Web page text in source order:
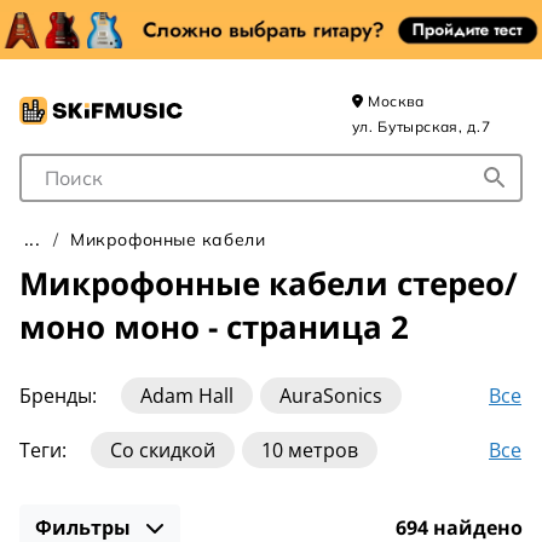
Поле для Поиска
Москва
ул. Бутырская, д.7
Микрофонные кабели
Микрофонные кабели стерео/
моно моно - страница 2
Бренды: Все
Adam Hall
AuraSonics
Bespeco
Cordial
Force
Livewire
Mogami
Proel
Теги: Все
Со скидкой
10 метров
Фильтры 694 найдено